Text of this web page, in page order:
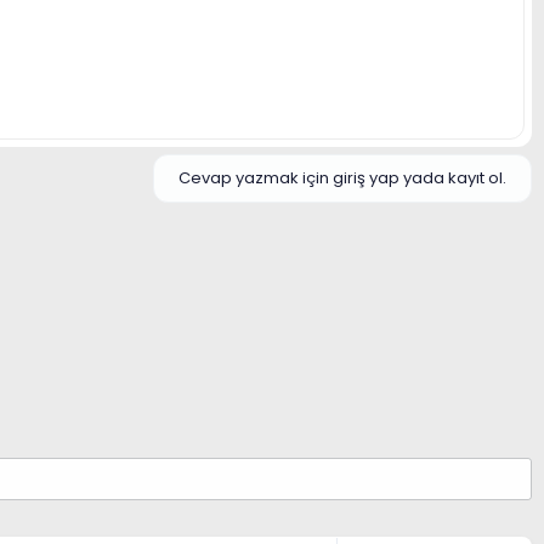
Cevap yazmak için giriş yap yada kayıt ol.